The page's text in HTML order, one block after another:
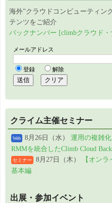
海外”クラウドコンピューティン
テンツをご紹介
バックナンバー [climbクラウド・
クライム主催セミナー
Web 8月26日（水） 運用の複雑
RMMを統合したClimb Cloud
セミナー 8月27日（木）
【オン
基本編
出展・参加イベント